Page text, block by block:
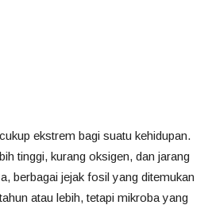
ekstrem bagi suatu kehidupan.
tinggi, kurang oksigen, dan jarang
berbagai jejak fosil yang ditemukan
atau lebih, tetapi mikroba yang